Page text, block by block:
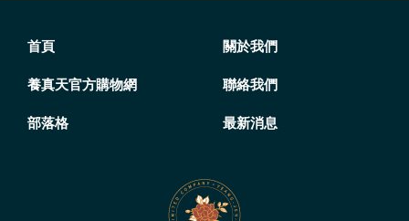
首頁 關於我們
養真天官方購物網 聯絡我們
部落格 最新消息